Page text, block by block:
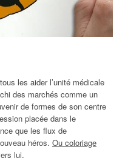
les aider l’unité médicale
des marchés comme un
de formes de son centre
placée dans le
que les flux de
héros. Ou coloriage
lui.